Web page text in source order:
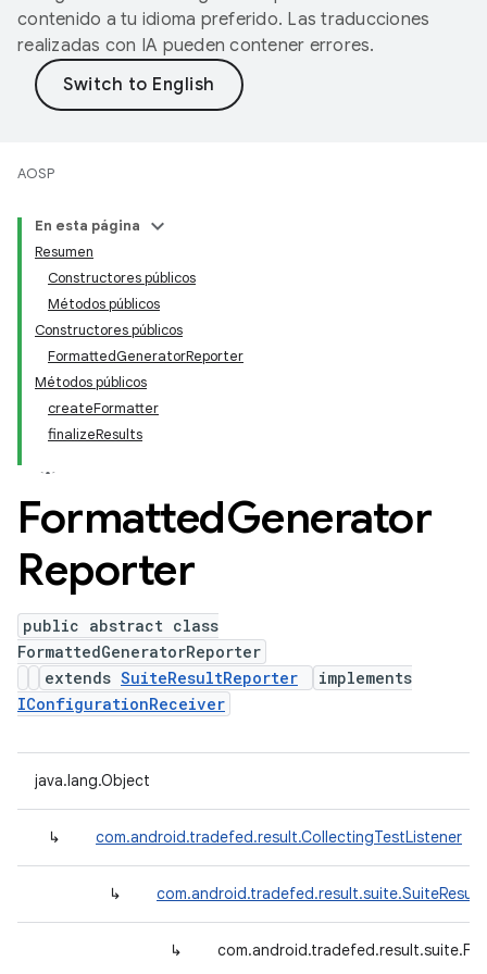
contenido a tu idioma preferido. Las traducciones
realizadas con IA pueden contener errores.
AOSP
En esta página
Resumen
Constructores públicos
Métodos públicos
Constructores públicos
FormattedGeneratorReporter
Métodos públicos
createFormatter
finalizeResults
FormattedGenerator
Reporter
public abstract class
FormattedGeneratorReporter
extends SuiteResultReporter
implements
IConfigurationReceiver
java.lang.Object
↳ com.android.tradefed.result.CollectingTestListener
↳
↳